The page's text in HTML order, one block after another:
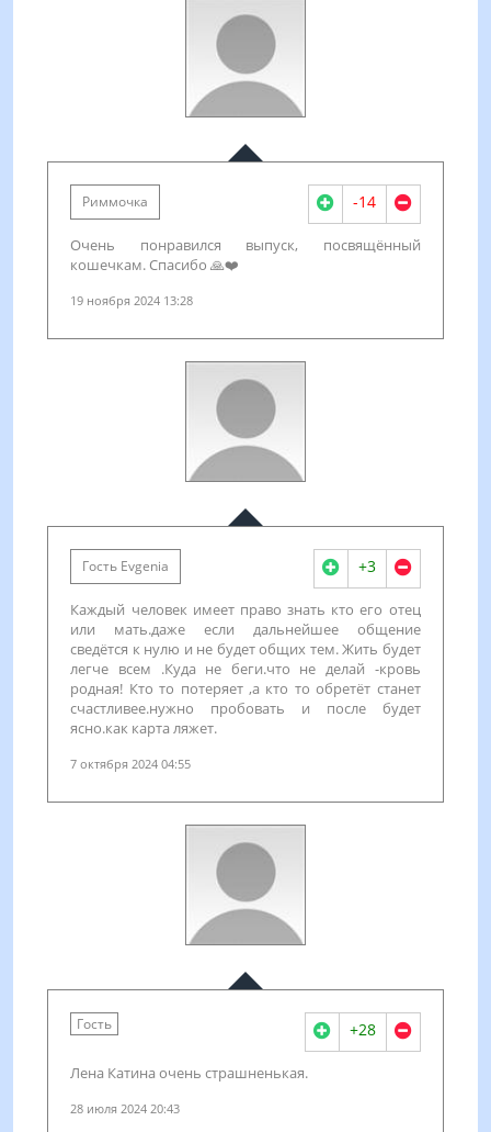
Риммочка -14
Очень понравился выпуск, посвящённый
кошечкам. Спасибо 🙏❤️
19 ноября 2024 13:28
Гость Evgenia +3
Каждый человек имеет право знать кто его отец
или мать.даже если дальнейшее общение
сведётся к нулю и не будет общих тем. Жить будет
легче всем .Куда не беги.что не делай -кровь
родная! Кто то потеряет ,а кто то обретёт станет
счастливее.нужно пробовать и после будет
ясно.как карта ляжет.
7 октября 2024 04:55
Гость +28
Лена Катина очень страшненькая.
28 июля 2024 20:43